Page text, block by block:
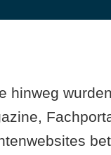
hinweg